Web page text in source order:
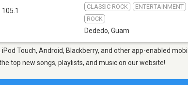
105.1
CLASSIC ROCK
ENTERTAINMENT
ROCK
Dededo, Guam
Touch, Android, Blackberry, and other app-enabled
top new songs, playlists, and music on our website!